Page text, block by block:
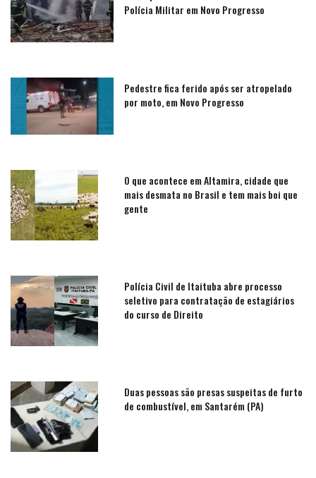
Polícia Militar em Novo Progresso
Pedestre fica ferido após ser atropelado
por moto, em Novo Progresso
O que acontece em Altamira, cidade que
mais desmata no Brasil e tem mais boi que
gente
Polícia Civil de Itaituba abre processo
seletivo para contratação de estagiários
do curso de Direito
Duas pessoas são presas suspeitas de furto
de combustível, em Santarém (PA)